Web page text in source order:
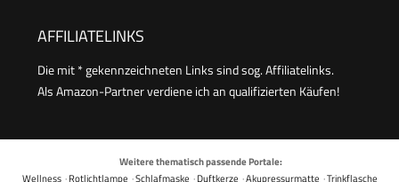
AFFILIATELINKS
Die mit * gekennzeichneten Links sind sog. Affiliatelinks.
Als Amazon-Partner verdiene ich an qualifizierten Käufen!
Weitere thematisch passende Portale:
Wellness·Rotlichtlampe ·Schlafmaske ·Duftkerze ·Akupressurmatte ·Trinkflasche